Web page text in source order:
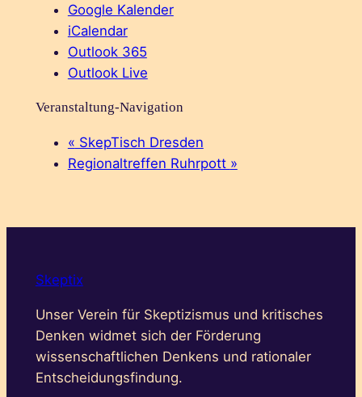
Google Kalender
iCalendar
Outlook 365
Outlook Live
Veranstaltung-Navigation
« SkepTisch Dresden
Regionaltreffen Ruhrpott »
Skeptix
Unser Verein für Skeptizismus und kritisches
Denken widmet sich der Förderung
wissenschaftlichen Denkens und rationaler
Entscheidungsfindung.